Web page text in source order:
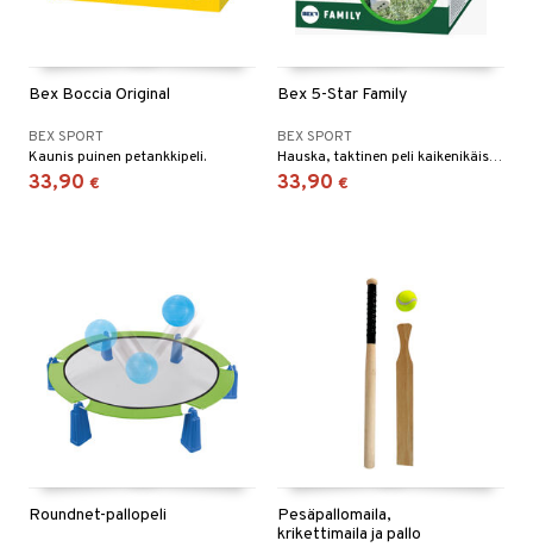
Bex Boccia Original
BEX SPORT
Kaunis puinen petankkipeli.
33,90 €
Bex 5-Star Family
BEX SPORT
Hauska, taktinen peli kaikenikäisille!
33,90 €
Roundnet-pallopeli
Pesäpallomaila,
krikettimaila ja pallo